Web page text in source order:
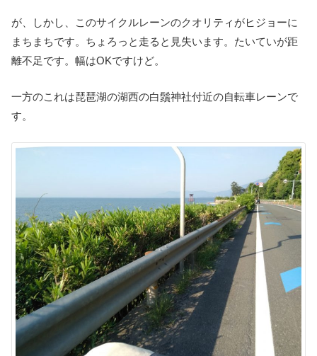
が、しかし、このサイクルレーンのクオリティがヒジョーに
まちまちです。ちょろっと走ると見失います。たいていが距
離不足です。幅はOKですけど。
一方のこれは琵琶湖の湖西の白鬚神社付近の自転車レーンで
す。